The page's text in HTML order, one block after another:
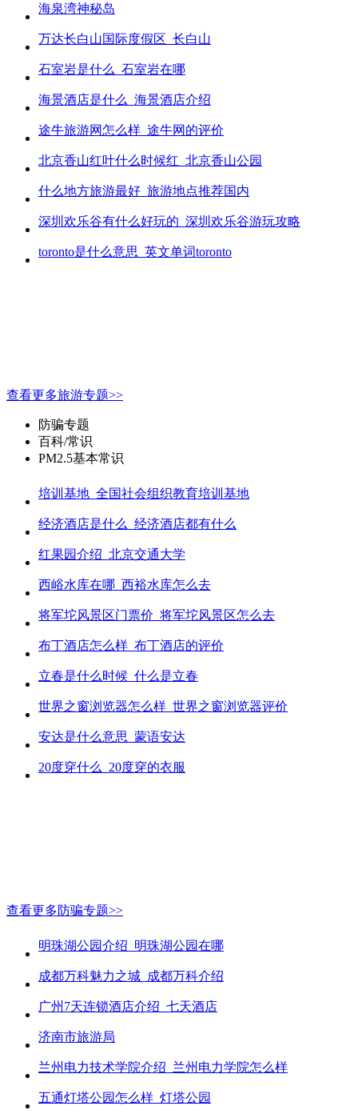
海泉湾神秘岛
万达长白山国际度假区_长白山
石室岩是什么_石室岩在哪
海景酒店是什么_海景酒店介绍
途牛旅游网怎么样_途牛网的评价
北京香山红叶什么时候红_北京香山公园
什么地方旅游最好_旅游地点推荐国内
深圳欢乐谷有什么好玩的_深圳欢乐谷游玩攻略
toronto是什么意思_英文单词toronto
查看更多旅游专题>>
防骗专题
百科/常识
PM2.5基本常识
培训基地_全国社会组织教育培训基地
经济酒店是什么_经济酒店都有什么
红果园介绍_北京交通大学
西峪水库在哪_西裕水库怎么去
将军坨风景区门票价_将军坨风景区怎么去
布丁酒店怎么样_布丁酒店的评价
立春是什么时候_什么是立春
世界之窗浏览器怎么样_世界之窗浏览器评价
安达是什么意思_蒙语安达
20度穿什么_20度穿的衣服
查看更多防骗专题>>
明珠湖公园介绍_明珠湖公园在哪
成都万科魅力之城_成都万科介绍
广州7天连锁酒店介绍_七天酒店
济南市旅游局
兰州电力技术学院介绍_兰州电力学院怎么样
五通灯塔公园怎么样_灯塔公园